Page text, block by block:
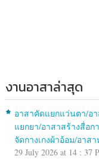
งานอาสาล่าสุด
อาสาคัดแยกแว่นตา/อ
แยกยา/อาสาสร้างสื่อ
จัดกางเกงผ้าอ้อม/อาส
29 July 2026 at 14 : 37